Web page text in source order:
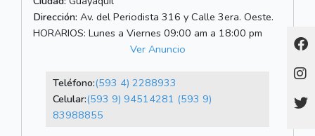
Dirección: Av. del Periodista 316 y Calle 3era. Oeste.
HORARIOS: Lunes a Viernes 09:00 am a 18:00 pm
Ver Anuncio
Teléfono:(593 4) 2288933
Celular:(593 9) 94514281 (593 9)
83988855